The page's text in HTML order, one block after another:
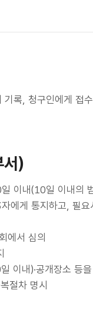
기록, 청구인에게 접
서)
이내(10일 이내의
에게 통지하고, 필
에서 심의
이내)·공개장소 등을
절차 명시